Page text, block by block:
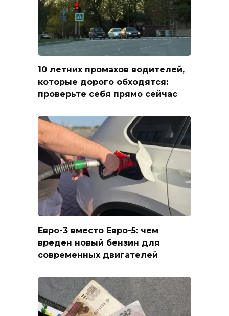
10 летних промахов водителей,
которые дорого обходятся:
проверьте себя прямо сейчас
Евро-3 вместо Евро-5: чем
вреден новый бензин для
современных двигателей